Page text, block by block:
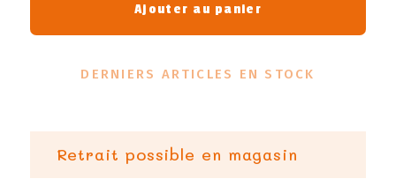
Ajouter au panier
DERNIERS ARTICLES EN STOCK
Retrait possible en magasin